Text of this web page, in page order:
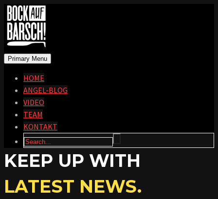
Primary Menu
HOME
ANGEL-BLOG
VIDEO
TEAM
KONTAKT
KEEP UP WITH
LATEST NEWS.